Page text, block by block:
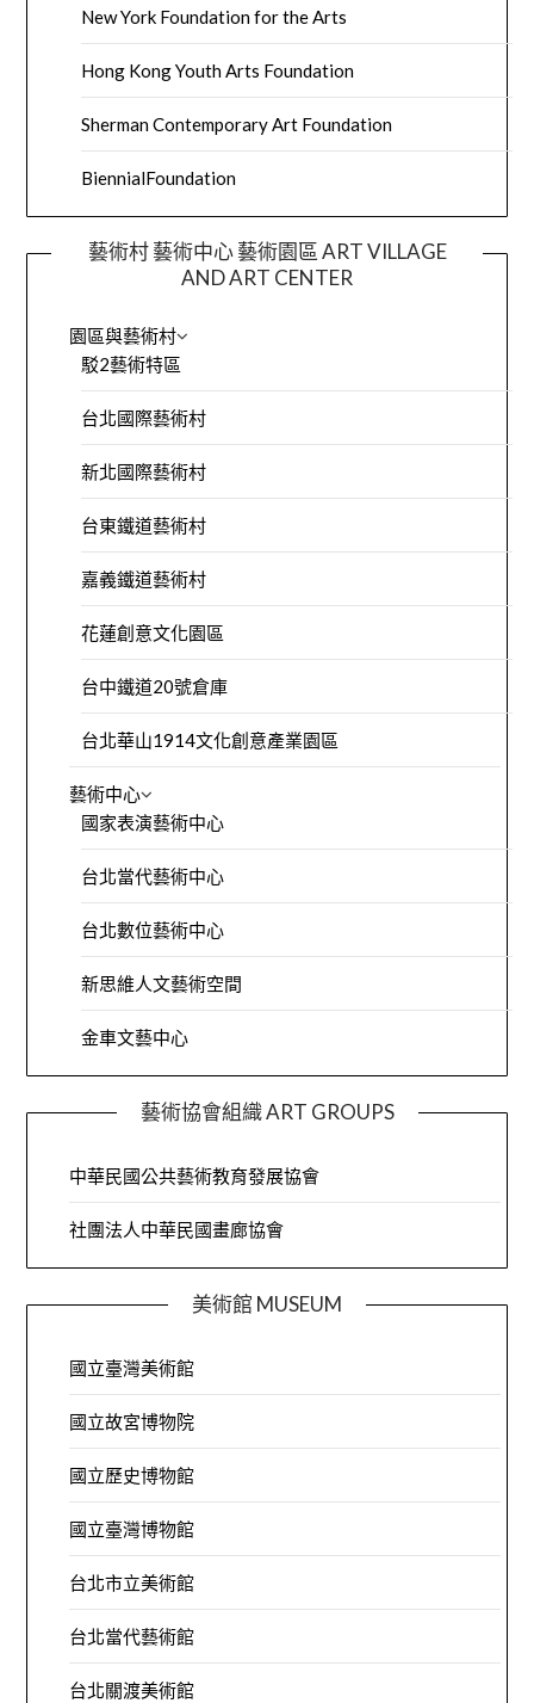
New York Foundation for the Arts
Hong Kong Youth Arts Foundation
Sherman Contemporary Art Foundation
BiennialFoundation
藝術村 藝術中心 藝術園區 ART VILLAGE
AND ART CENTER
園區與藝術村
駁2藝術特區
台北國際藝術村
新北國際藝術村
台東鐵道藝術村
嘉義鐵道藝術村
花蓮創意文化園區
台中鐵道20號倉庫
台北華山1914文化創意產業園區
藝術中心
國家表演藝術中心
台北當代藝術中心
台北數位藝術中心
新思維人文藝術空間
金車文藝中心
藝術協會組織 ART GROUPS
中華民國公共藝術教育發展協會
社團法人中華民國畫廊協會
美術館 MUSEUM
國立臺灣美術館
國立故宮博物院
國立歷史博物館
國立臺灣博物館
台北市立美術館
台北當代藝術館
台北關渡美術館